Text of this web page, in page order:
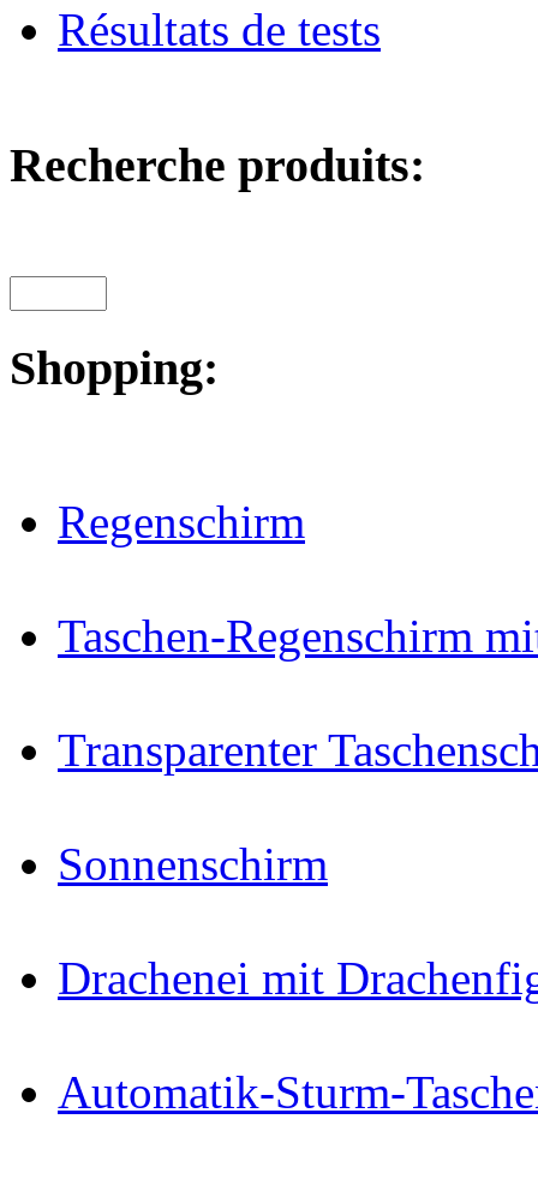
Résultats de tests
Recherche produits:
Shopping:
Regenschirm
Taschen-Regenschirm
Transparenter
Sonnenschirm
Drachenei mit
Automatik-Sturm-